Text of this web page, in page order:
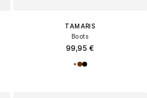
TAMARIS
Boots
99,95 €